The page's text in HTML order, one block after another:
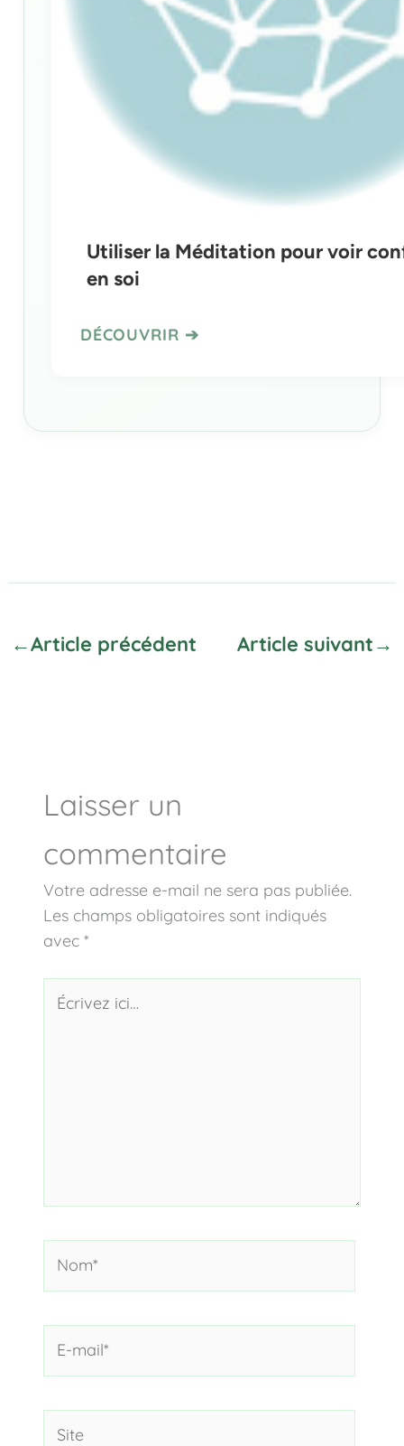
Utiliser la Méditation pour voir
en soi
←Article précédent Article suivant→
Laisser un
commentaire
Votre adresse e-mail ne sera pas publiée.
Les champs obligatoires sont indiqués
avec*
Écrivez
ici…
mail*